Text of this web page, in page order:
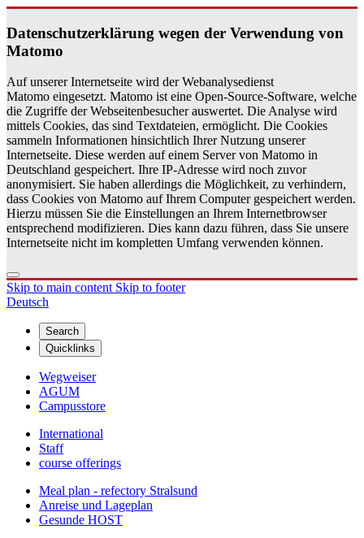
Daten­schutzerklärung wegen der Ver­wen­dung von
Matomo
Auf unserer Internetseite wird der Webanalysedienst
Matomo eingesetzt. Matomo ist eine Open-Source-Software, welche
die Zugriffe der Webseitenbesucher auswertet. Die Analyse wird
mittels Cookies, das sind Textdateien, ermöglicht. Die Cookies
sammeln Informationen hinsichtlich Ihrer Nutzung unserer
Internetseite. Diese werden auf einem Server von Matomo in
Deutschland gespeichert. Ihre IP-Adresse wird noch zuvor
anonymisiert. Sie haben allerdings die Möglichkeit, zu verhindern,
dass Cookies von Matomo auf Ihrem Computer gespeichert werden.
Hierzu müssen Sie die Einstellungen an Ihrem Internetbrowser
entsprechend modifizieren. Dies kann dazu führen, dass Sie unsere
Internetseite nicht im kompletten Umfang verwenden können.
Skip to main content Skip to footer
Deutsch
Search
Quicklinks
Wegweiser
AGUM
Campusstore
International
Staff
course offerings
Meal plan - refectory Stralsund
Anreise und Lageplan
Gesunde HOST